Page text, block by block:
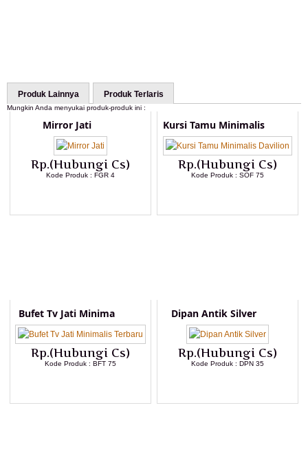
Produk Lainnya Produk Terlaris
Mungkin Anda menyukai produk-produk ini :
Mirror Jati
Rp.(Hubungi Cs)
Kode Produk : FGR 4
Kursi Tamu Minimalis
Rp.(Hubungi Cs)
Kode Produk : SOF 75
Bufet Tv Jati Minima
Rp.(Hubungi Cs)
Kode Produk : BFT 75
Dipan Antik Silver
Rp.(Hubungi Cs)
Kode Produk : DPN 35